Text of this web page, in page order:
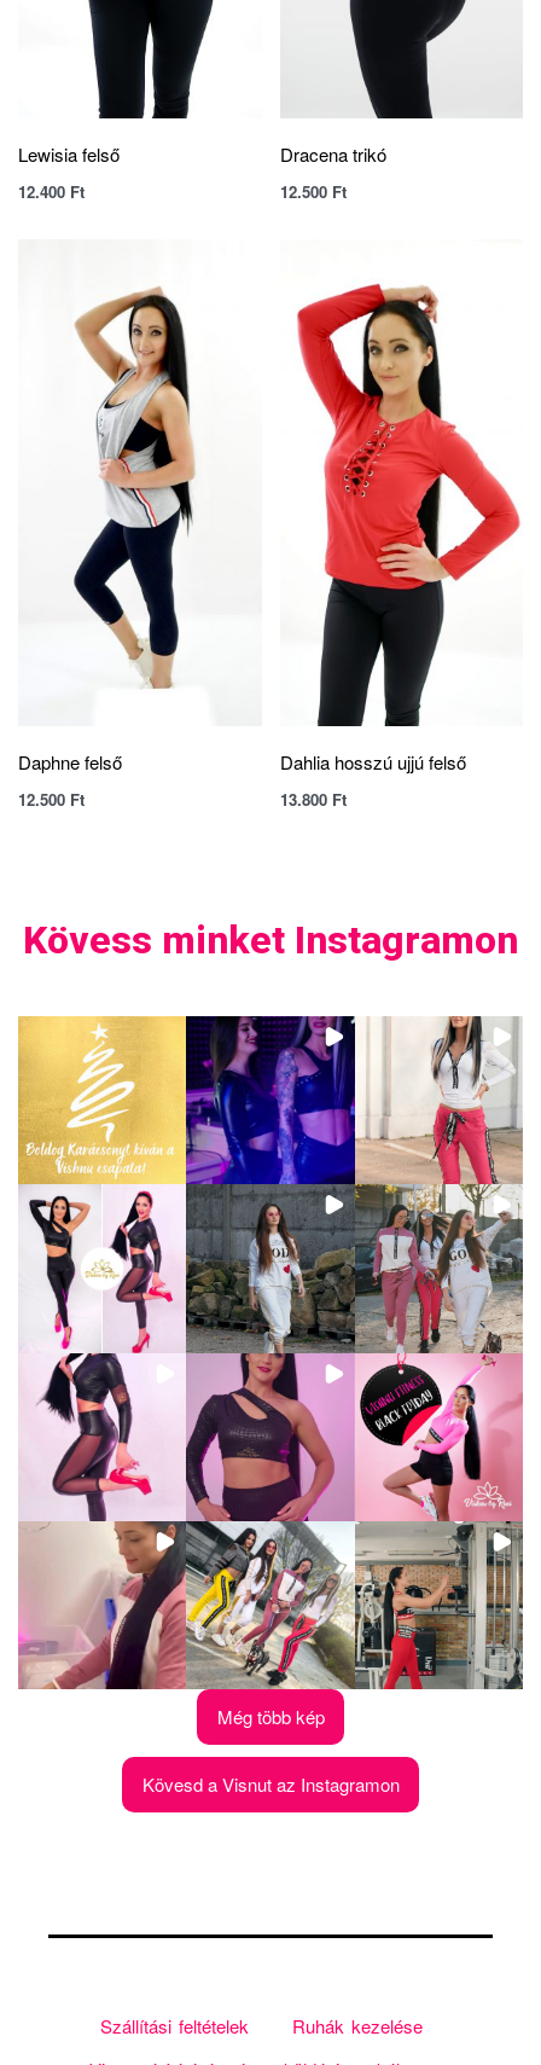
Lewisia felső
12.400 Ft
Dracena trikó
12.500 Ft
Daphne felső
12.500 Ft
Dahlia hosszú ujjú felső
13.800 Ft
Kövess minket Instagramon
Még több kép
Kövesd a Visnut az Instagramon
Ruhák kezelése
Szállítási feltételek